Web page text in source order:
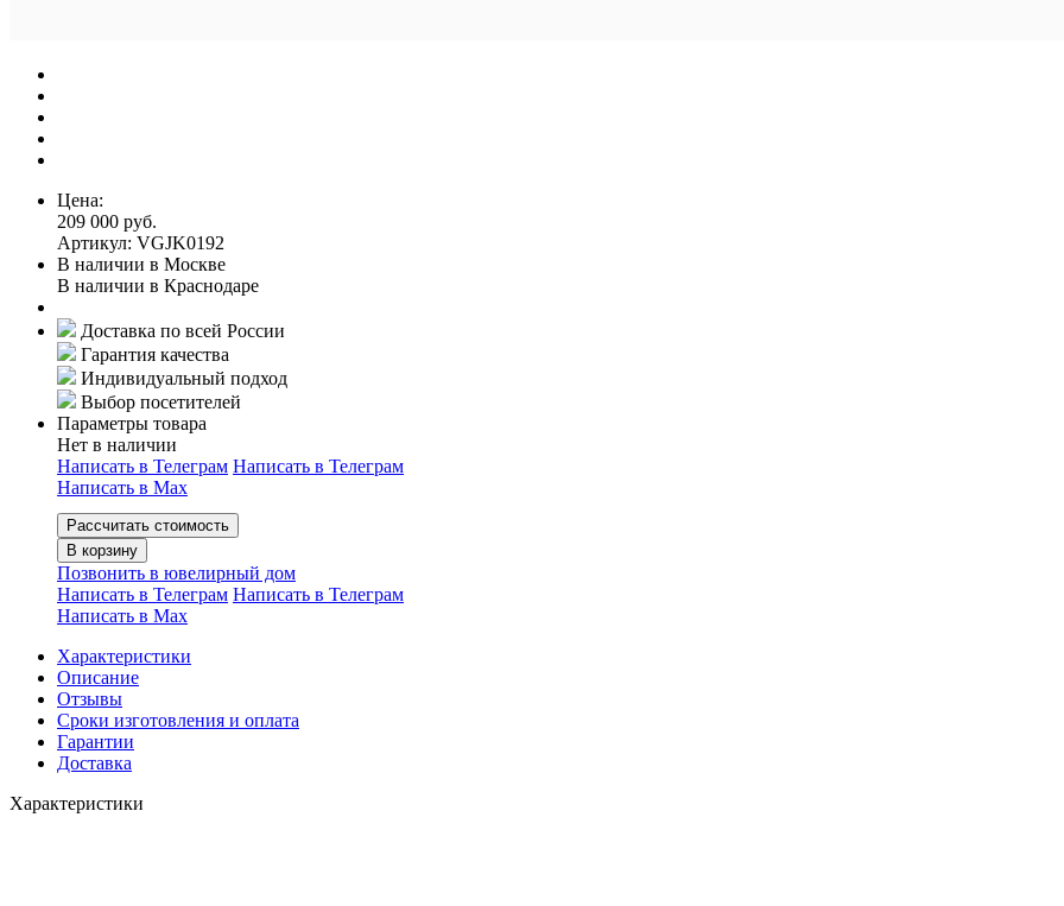
Цена:
209 000 руб.
Артикул: VGJK0192
В наличии в Москве
В наличии в Краснодаре
Доставка по всей России
Гарантия качества
Индивидуальный подход
Выбор посетителей
Параметры товара
Нет в наличии
Написать в Телеграм Написать в Телеграм
Написать в Мах
Рассчитать стоимость
В корзину
Позвонить в ювелирный дом
Написать в Телеграм Написать в Телеграм
Написать в Мах
Характеристики
Описание
Отзывы
Сроки изготовления и оплата
Гарантии
Доставка
Характеристики